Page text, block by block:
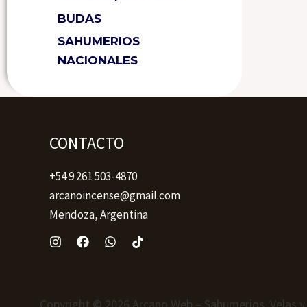
BUDAS
SAHUMERIOS
NACIONALES
CONTACTO
+54 9 261 503-4870
arcanoincense@gmail.com
Mendoza, Argentina